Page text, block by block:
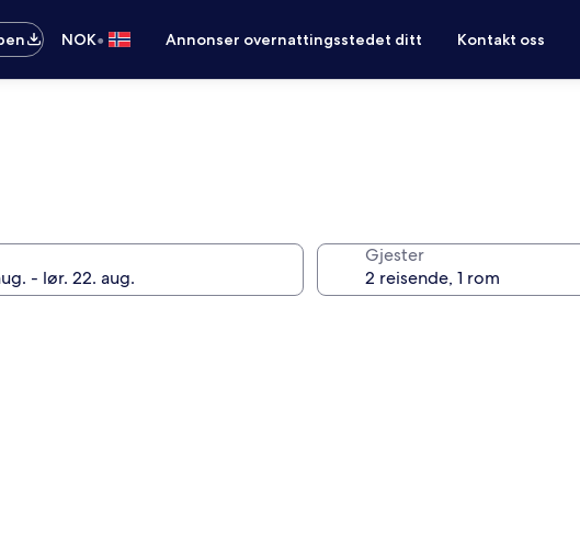
NOK• Annonser overnattingsstedet ditt Kontakt oss
Gjester